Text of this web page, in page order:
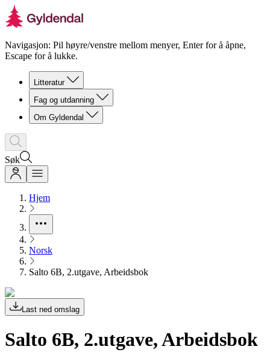
Navigasjon: Pil høyre/venstre mellom menyer, Enter for å åpne,
Escape for å lukke.
Litteratur
Fag og utdanning
Om Gyldendal
Søk
Hjem
Norsk
Salto 6B, 2.utgave, Arbeidsbok
Last ned omslag
Salto 6B, 2.utgave, Arbeidsbok